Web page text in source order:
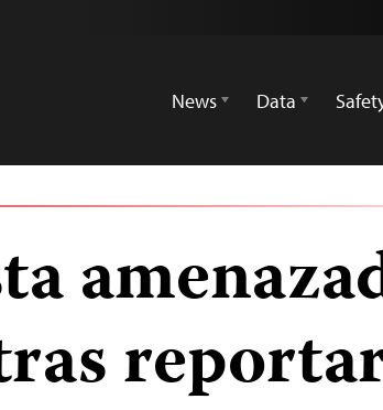
News
Data